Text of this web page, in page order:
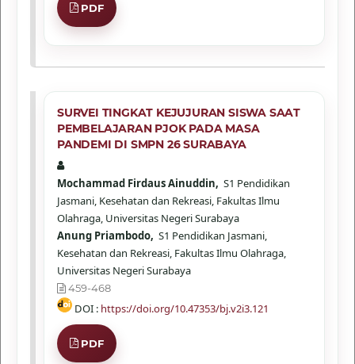
PDF
SURVEI TINGKAT KEJUJURAN SISWA SAAT
PEMBELAJARAN PJOK PADA MASA
PANDEMI DI SMPN 26 SURABAYA
Mochammad Firdaus Ainuddin, S1 Pendidikan
Jasmani, Kesehatan dan Rekreasi, Fakultas Ilmu
Olahraga, Universitas Negeri Surabaya
Anung Priambodo, S1 Pendidikan Jasmani,
Kesehatan dan Rekreasi, Fakultas Ilmu Olahraga,
Universitas Negeri Surabaya
459-468
DOI : https://doi.org/10.47353/bj.v2i3.121
PDF